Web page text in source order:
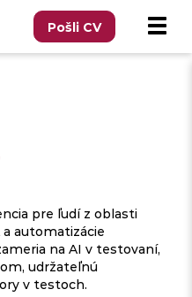
Pošli CV
pre ľudí z oblasti
automatizácie
na AI v testovaní,
udržateľnú
v testoch.